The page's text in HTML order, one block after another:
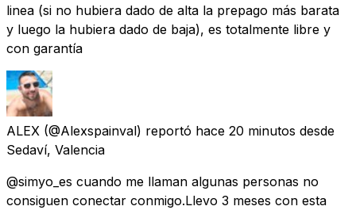
linea (si no hubiera dado de alta la prepago más barata
y luego la hubiera dado de baja), es totalmente libre y
con garantía
ALEX (@Alexspainval) reportó hace 20 minutos desde
Sedaví, Valencia
@simyo_es cuando me llaman algunas personas no
consiguen conectar conmigo.Llevo 3 meses con esta